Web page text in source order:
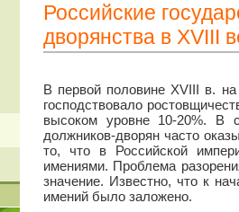
Российские
дворянства в XVIII
В первой половине XVIII в.
господствовало
высоком уровне 10-20%. В
должников-дворян часто
то, что в Российской
имениями. Проблема
значение. Известно, что к
имений было заложено.